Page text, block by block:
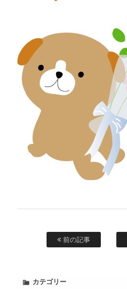
前の記事
カテゴリー